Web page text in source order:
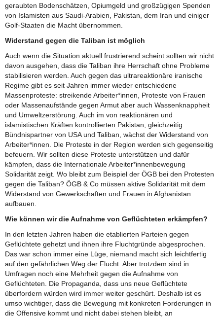
geraubten Bodenschätzen, Opiumgeld und großzügigen Spenden
von Islamisten aus Saudi-Arabien, Pakistan, dem Iran und einiger
Golf-Staaten die Macht übernommen.
Widerstand gegen die Taliban ist möglich
Auch wenn die Situation aktuell frustrierend scheint sollten wir nicht
davon ausgehen, dass die Taliban ihre Herrschaft ohne Probleme
stabilisieren werden. Auch gegen das ultrareaktionäre iranische
Regime gibt es seit Jahren immer wieder entschiedene
Massenproteste: streikende Arbeiter*innen, Proteste von Frauen
oder Massenaufstände gegen Armut aber auch Wassenknappheit
und Umweltzerstörung. Auch im von reaktionären und
islamistischen Kräften kontrollierten Pakistan, gleichzeitig
Bündnispartner von USA und Taliban, wächst der Widerstand von
Arbeiter*innen. Die Proteste in der Region werden sich gegenseitig
befeuern. Wir sollten diese Proteste unterstützen und dafür
kämpfen, dass die Internationale Arbeiter*innenbewegung
Solidarität zeigt. Wo bleibt zum Beispiel der ÖGB bei den Protesten
gegen die Taliban? ÖGB & Co müssen aktive Solidarität mit dem
Widerstand von Gewerkschaften und Frauen in Afghanistan
aufbauen.
Wie können wir die Aufnahme von Geflüchteten erkämpfen?
In den letzten Jahren haben die etablierten Parteien gegen
Geflüchtete gehetzt und ihnen ihre Fluchtgründe abgesprochen.
Das war schon immer eine Lüge, niemand macht sich leichtfertig
auf den gefährlichen Weg der Flucht. Aber trotzdem sind in
Umfragen noch eine Mehrheit gegen die Aufnahme von
Geflüchteten. Die Propaganda, dass uns neue Geflüchtete
überfordern würden wird immer weiter geschürt. Deshalb ist es
umso wichtiger, dass die Bewegung mit konkreten Forderungen in
die Offensive kommt und nicht dabei stehen bleibt, an